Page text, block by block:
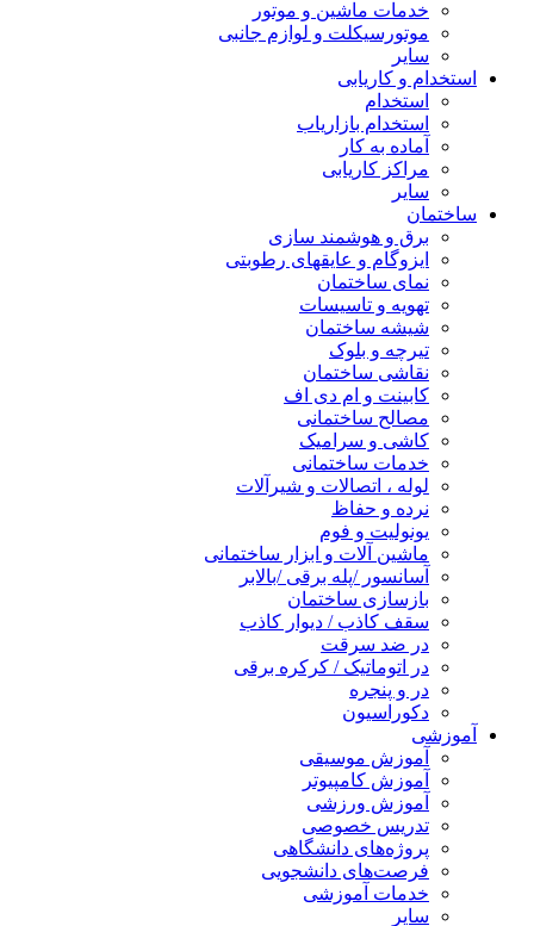
خدمات ماشین و موتور
موتورسیکلت و لوازم جانبی
سایر
استخدام و کاریابی
استخدام
استخدام بازاریاب
آماده به کار
مراکز کاریابی
سایر
ساختمان
برق و هوشمند سازی
ایزوگام و عایقهای رطوبتی
نمای ساختمان
تهویه و تاسیسات
شیشه ساختمان
تیرچه و بلوک
نقاشی ساختمان
کابینت و ام دی اف
مصالح ساختمانی
کاشی و سرامیک
خدمات ساختمانی
لوله ، اتصالات و شیرآلات
نرده و حفاظ
یونولیت و فوم
ماشین آلات و ابزار ساختمانی
آسانسور /پله برقی /بالابر
بازسازی ساختمان
سقف کاذب / دیوار کاذب
در ضد سرقت
در اتوماتیک / کرکره برقی
در و پنجره
دکوراسیون
آموزشی
آموزش موسیقی
آموزش کامپیوتر
آموزش ورزشی
تدریس خصوصی
پروژه‌های دانشگاهی
فرصت‌های دانشجویی
خدمات آموزشی
سایر